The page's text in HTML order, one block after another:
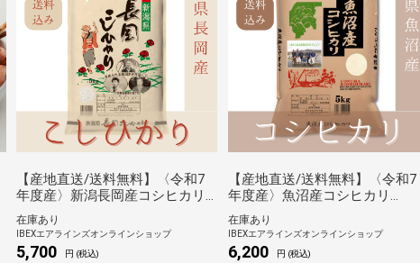
【産地直送/送料無料】〈令和7
年度産〉新潟長岡産コシヒカリ
（5kg）《田中米穀》
在庫あり
IBEXエアラインズオンラインショップ
5,700 円 (税込)
【産地直送/送料無料】〈令和7
年度産〉魚沼産コシヒカリ
（5kg）《田中米穀》
在庫あり
IBEXエアラインズオンラインショップ
6,200 円 (税込)